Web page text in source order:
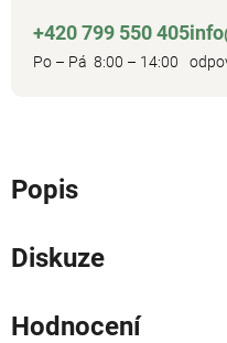
+420 799 550 405
Po – Pá 8:00 – 14:00
Popis
Diskuze
Hodnocení